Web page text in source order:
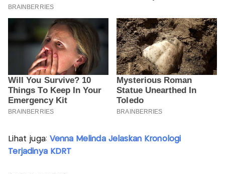
Lihat juga: Venna Melinda Jelaskan Kronologi
Terjadinya KDRT